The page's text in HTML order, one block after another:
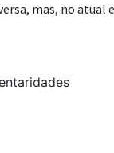
mas, no